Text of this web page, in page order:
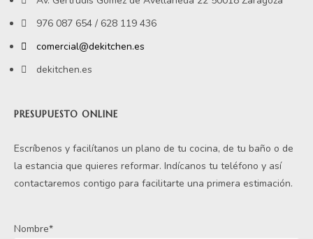
976 087 654 / 628 119 436
comercial@dekitchen.es
dekitchen.es
PRESUPUESTO ONLINE
Escríbenos y facilítanos un plano de tu cocina, de tu baño o de
la estancia que quieres reformar. Indícanos tu teléfono y así
contactaremos contigo para facilitarte una primera estimación.
Nombre*